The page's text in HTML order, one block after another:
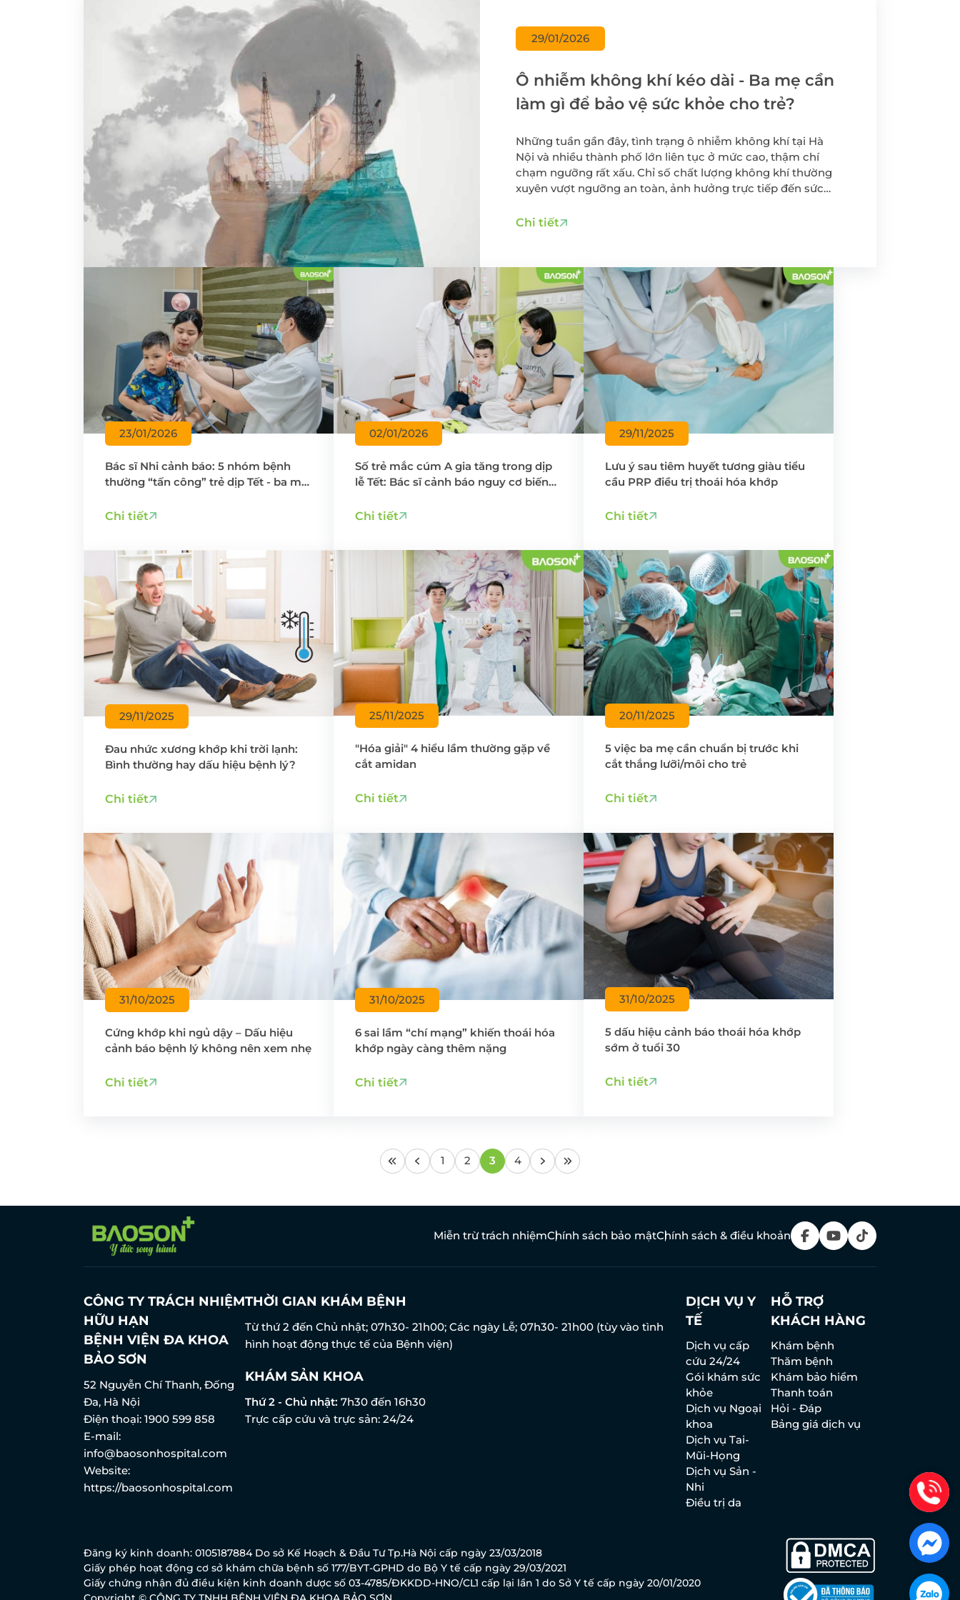
Khám sức khỏe theo
Khám sức khỏe xuất
Khám tiền mãn kinh,
thoát vị bẹn
Phẫu thuật Ung thư đại
trực tràng
Cấy que tránh thai
Tiêm chủng cho trẻ em
và người lớn
dinh dưỡng
Điều trị hiếm muộn -
Hỗ trợ sinh sản
Tầm soát ung thư vú
29/01/2026
Ô nhiễm không khí kéo dài - Ba mẹ cần
làm gì để bảo vệ sức khỏe cho trẻ?
Những tuần gần đây, tình trạng ô nhiễm không khí tại Hà
Nội và nhiều thành phố lớn liên tục ở mức cao, thậm chí
chạm ngưỡng rất xấu. Chỉ số chất lượng không khí thường
xuyên vượt ngưỡng an toàn, ảnh hưởng trực tiếp đến sức
tác động nặng nề nhất.
Chi tiết
23/01/2026
Bác sĩ Nhi cảnh báo: 5 nhóm bệnh
thường “tấn công” trẻ dịp Tết - ba mẹ
Chi tiết
02/01/2026
Số trẻ mắc cúm A gia tăng trong dịp
lễ Tết: Bác sĩ cảnh báo nguy cơ biến
Chi tiết
29/11/2025
Lưu ý sau tiêm huyết tương giàu tiểu
cầu PRP điều trị thoái hóa khớp
Chi tiết
29/11/2025
Đau nhức xương khớp khi trời lạnh:
Bình thường hay dấu hiệu bệnh lý?
Chi tiết
25/11/2025
"Hóa giải" 4 hiểu lầm thường gặp về
cắt amidan
Chi tiết
20/11/2025
5 việc ba mẹ cần chuẩn bị trước khi
cắt thắng lưỡi/môi cho trẻ
Chi tiết
31/10/2025
Cứng khớp khi ngủ dậy – Dấu hiệu
cảnh báo bệnh lý không nên xem nhẹ
Chi tiết
31/10/2025
6 sai lầm “chí mạng” khiến thoái hóa
khớp ngày càng thêm nặng
Chi tiết
31/10/2025
5 dấu hiệu cảnh báo thoái hóa khớp
sớm ở tuổi 30
Chi tiết
1 2 3 4
Miễn trừ trách nhiệmChính sách bảo mậtChính sách & điều khoản
CÔNG TY TRÁCH NHIỆM
HỮU HẠN
BỆNH VIỆN ĐA KHOA
BẢO SƠN
52 Nguyễn Chí Thanh, Đống
Đa, Hà Nội
Điện thoại: 1900 599 858
E-mail:
info@baosonhospital.com
Website:
https://baosonhospital.com
THỜI GIAN KHÁM BỆNH
Từ thứ 2 đến Chủ nhật; 07h30- 21h00; Các ngày Lễ; 07h30- 21h00 (tùy vào tình
hình hoạt động thực tế của Bệnh viện)
KHÁM SẢN KHOA
Thứ 2 - Chủ nhật: 7h30 đến 16h30
Trực cấp cứu và trực sản: 24/24
DỊCH VỤ Y
TẾ
Dịch vụ cấp
cứu 24/24
Gói khám sức
khỏe
Dịch vụ Ngoại
khoa
Dịch vụ Tai-
Mũi-Họng
Dịch vụ Sản -
Nhi
Điều trị da
HỖ TRỢ
KHÁCH HÀNG
Khám bệnh
Thăm bệnh
Khám bảo hiểm
Thanh toán
Hỏi - Đáp
Bảng giá dịch vụ
Đăng ký kinh doanh: 0105187884 Do sở Kế Hoạch & Đầu Tư Tp.Hà Nội cấp ngày 23/03/2018
Giấy phép hoạt động cơ sở khám chữa bệnh số 177/BYT-GPHD do Bộ Y tế cấp ngày 29/03/2021
Giấy chứng nhận đủ điều kiện kinh doanh dược số 03-4785/ĐKKDD-HNO/CL1 cấp lại lần 1 do Sở Y tế cấp ngày 20/01/2020